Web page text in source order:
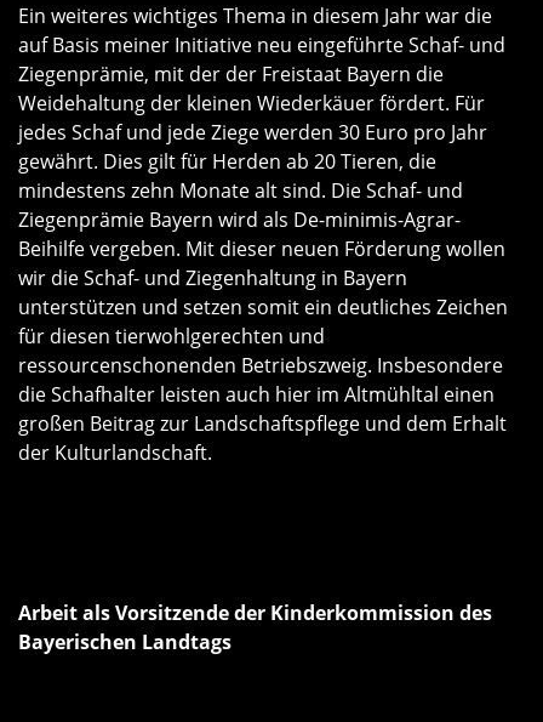
Ein weiteres wichtiges Thema in diesem Jahr war die
auf Basis meiner Initiative neu eingeführte Schaf- und
Ziegenprämie, mit der der Freistaat Bayern die
Weidehaltung der kleinen Wiederkäuer fördert. Für
jedes Schaf und jede Ziege werden 30 Euro pro Jahr
gewährt. Dies gilt für Herden ab 20 Tieren, die
mindestens zehn Monate alt sind. Die Schaf- und
Ziegenprämie Bayern wird als De-minimis-Agrar-
Beihilfe vergeben. Mit dieser neuen Förderung wollen
wir die Schaf- und Ziegenhaltung in Bayern
unterstützen und setzen somit ein deutliches Zeichen
für diesen tierwohlgerechten und
ressourcenschonenden Betriebszweig. Insbesondere
die Schafhalter leisten auch hier im Altmühltal einen
großen Beitrag zur Landschaftspflege und dem Erhalt
der Kulturlandschaft.
Arbeit als Vorsitzende der Kinderkommission des
Bayerischen Landtags